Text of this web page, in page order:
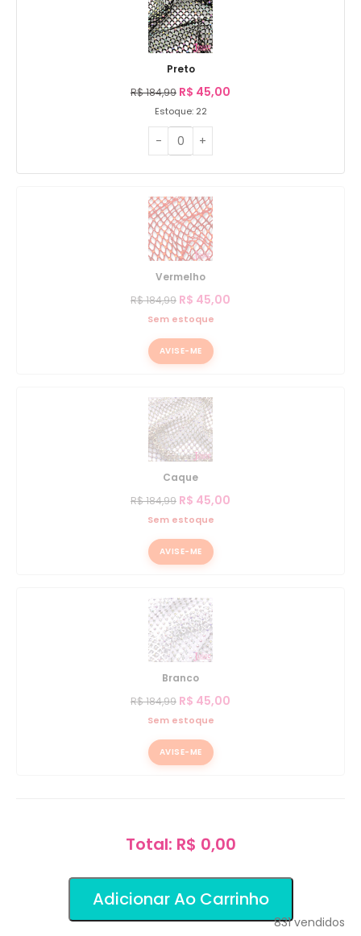
Preto
R$184,99 R$ 45,00
Estoque: 22
Vermelho
R$184,99 R$ 45,00
Sem estoque
AVISE-ME
Caque
R$184,99 R$ 45,00
Sem estoque
AVISE-ME
Branco
R$184,99 R$ 45,00
Sem estoque
AVISE-ME
Total: R$ 0,00
Adicionar Ao Carrinho
831vendidos